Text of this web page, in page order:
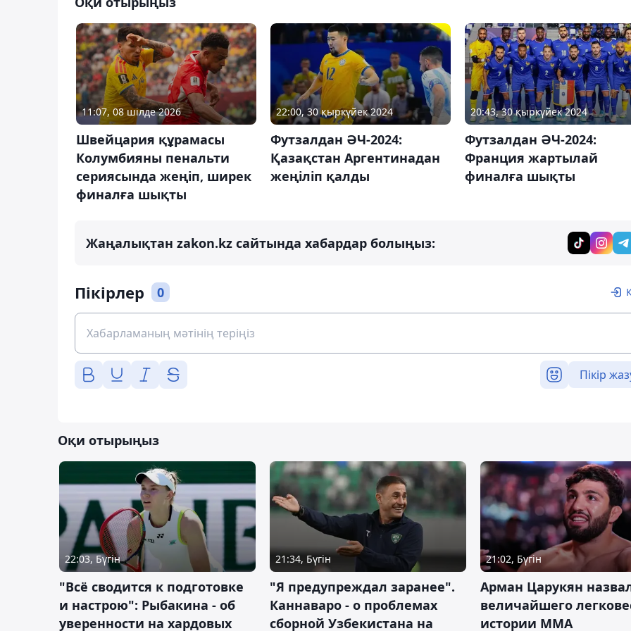
11:07, 08 шілде 2026
Швейцария құрамасы
Колумбияны пенальти
сериясында жеңіп, ширек
финалға шықты
22:00, 30 қыркүйек 2024
Футзалдан ӘЧ-2024:
Қазақстан Аргентинадан
жеңіліп қалды
20:43, 30 қыркүйек 2024
Футзалдан ӘЧ-2024:
Франция жартылай
финалға шықты
Жаңалықтан zakon.kz сайтында хабардар болыңыз:
Пікірлер 0
Пікір
Оқи отырыңыз
22:03, Бүгін
"Всё сводится к подготовке
и настрою": Рыбакина - об
уверенности на хардовых
21:34, Бүгін
"Я предупреждал заранее".
Каннаваро - о проблемах
сборной Узбекистана на
21:02, Бүгін
Арман Царукян
величайшего
истории ММА